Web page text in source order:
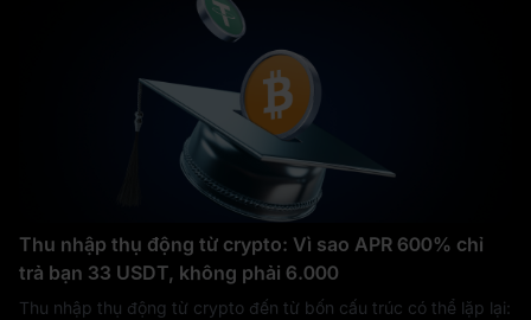
Thu nhập thụ động từ crypto: Vì sao APR 600% chỉ
trả bạn 33 USDT, không phải 6.000
Thu nhập thụ động từ crypto đến từ bốn cấu trúc có thể lặp lại: